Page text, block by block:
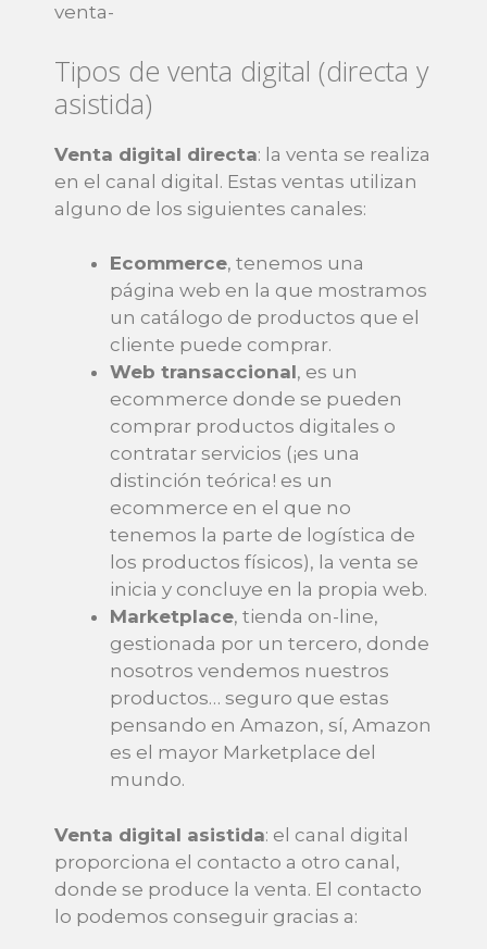
venta-
Tipos de venta digital (directa y
asistida)
Venta digital directa: la venta se realiza
en el canal digital. Estas ventas utilizan
alguno de los siguientes canales:
Ecommerce, tenemos una
página web en la que mostramos
un catálogo de productos que el
cliente puede comprar.
Web transaccional, es un
ecommerce donde se pueden
comprar productos digitales o
contratar servicios (¡es una
distinción teórica! es un
ecommerce en el que no
tenemos la parte de logística de
los productos físicos), la venta se
inicia y concluye en la propia web.
Marketplace, tienda on-line,
gestionada por un tercero, donde
nosotros vendemos nuestros
productos… seguro que estas
pensando en Amazon, sí, Amazon
es el mayor Marketplace del
mundo.
Venta digital asistida: el canal digital
proporciona el contacto a otro canal,
donde se produce la venta. El contacto
lo podemos conseguir gracias a: